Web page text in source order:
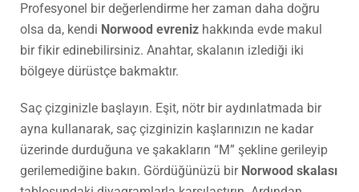
Profesyonel bir değerlendirme her zaman daha doğru
olsa da, kendi Norwood evreniz hakkında evde makul
bir fikir edinebilirsiniz. Anahtar, skalanın izlediği iki
bölgeye dürüstçe bakmaktır.
Saç çizginizle başlayın. Eşit, nötr bir aydınlatmada bir
ayna kullanarak, saç çizginizin kaşlarınızın ne kadar
üzerinde durduğuna ve şakakların “M” şekline gerileyip
gerilemediğine bakın. Gördüğünüzü bir Norwood skalası